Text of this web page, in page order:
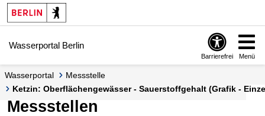
Springe zur Navigation
Springe zum Inhalt
Wasserportal Berlin
Barrierefrei Menü
Wasserportal
Messstelle
Ketzin: Oberflächengewässer - Sauerstoffgehalt (Grafik -
Messstellen